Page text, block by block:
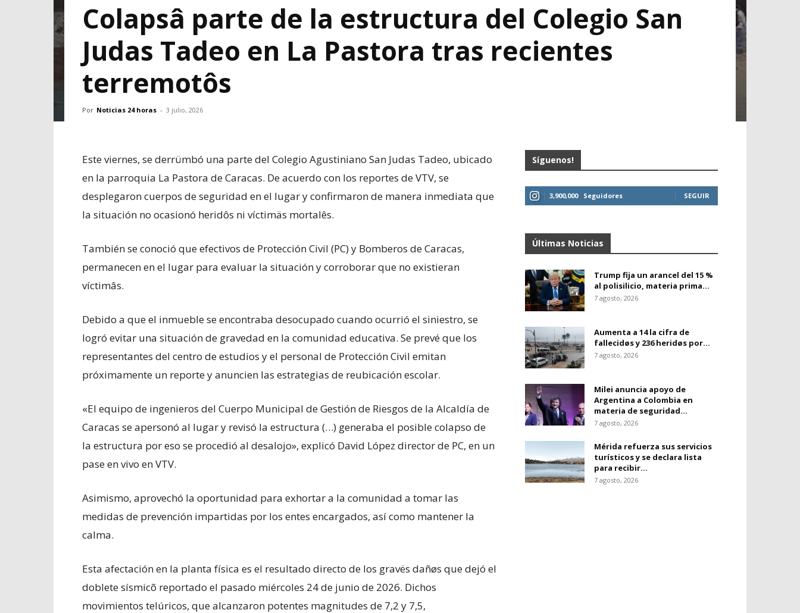
Colapsâ parte de la estructura del Colegio San
Judas Tadeo en La Pastora tras recientes
terremotôs
Por Noticias 24 horas - 3 julio, 2026
Este viernes, se derrümbó una parte del Colegio Agustiniano San Judas Tadeo, ubicado
en la parroquia La Pastora de Caracas. De acuerdo con los reportes de VTV, se
desplegaron cuerpos de seguridad en el lugar y confirmaron de manera inmediata que
la situación no ocasionó heridôs ni víctimäs mortalês.
También se conoció que efectivos de Protección Civil (PC) y Bomberos de Caracas,
permanecen en el lugar para evaluar la situación y corroborar que no existieran
víctimâs.
Debido a que el inmueble se encontraba desocupado cuando ocurrió el siniestro, se
logró evitar una situación de gravedad en la comunidad educativa. Se prevé que los
representantes del centro de estudios y el personal de Protección Civil emitan
próximamente un reporte y anuncien las estrategias de reubicación escolar.
«El equipo de ingenieros del Cuerpo Municipal de Gestión de Riesgos de la Alcaldía de
Caracas se apersonó al lugar y revisó la estructura (…) generaba el posible colapso de
la estructura por eso se procedió al desalojo», explicó David López director de PC, en un
pase en vivo en VTV.
Asimismo, aprovechó la oportunidad para exhortar a la comunidad a tomar las
medidas de prevención impartidas por los entes encargados, así como mantener la
calma.
Esta afectación en la planta física es el resultado directo de los gravës dañøs que dejó el
doblete sísmicõ reportado el pasado miércoles 24 de junio de 2026. Dichos
movimientos telúricos, que alcanzaron potentes magnitudes de 7,2 y 7,5,
Síguenos!
3,900,000 Seguidores SEGUIR
Últimas Noticias
Trump fija un arancel del 15 %
al polisilicio, materia prima...
7 agosto, 2026
Aumenta a 14 la cifra de
fallecidøs y 236 heridøs por...
7 agosto, 2026
Milei anuncia apoyo de
Argentina a Colombia en
materia de seguridad...
7 agosto, 2026
Mérida refuerza sus servicios
turísticos y se declara lista
para recibir...
7 agosto, 2026